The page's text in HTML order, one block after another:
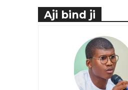
Aji bind ji